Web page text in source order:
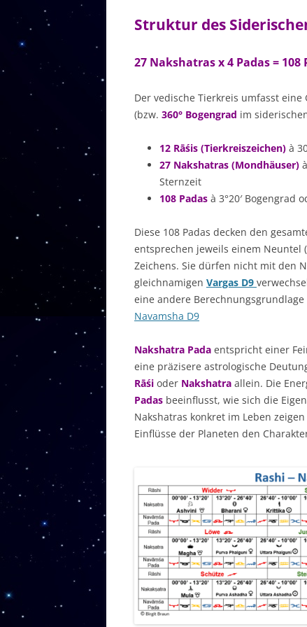
Struktur des
27 Nakshatras x 4 Padas = 108
Der vedische Tierkreis umfasst eine
(bzw. 360° Bogengrad im
12 Rāśis (Tierkreiszeichen) à
27 Nakshatras (Mondhäuser)
Sternzeit
108 Padas à 3°20′ Bogengrad
Diese 108 Padas decken den
entsprechen jeweils einem Neuntel (
Zeichens. Sie dürfen nicht mit den
gleichnamigen Vargas D9
eine andere Berechnungsgrundlage
Navamsha D9
Nakshatra Pada entspricht einer
eine präzisere astrologische
Rāśi oder Nakshatra allein. Die
Padas beeinflusst, wie sich die
Nakshatras konkret im Leben
Einflüsse der Planeten den